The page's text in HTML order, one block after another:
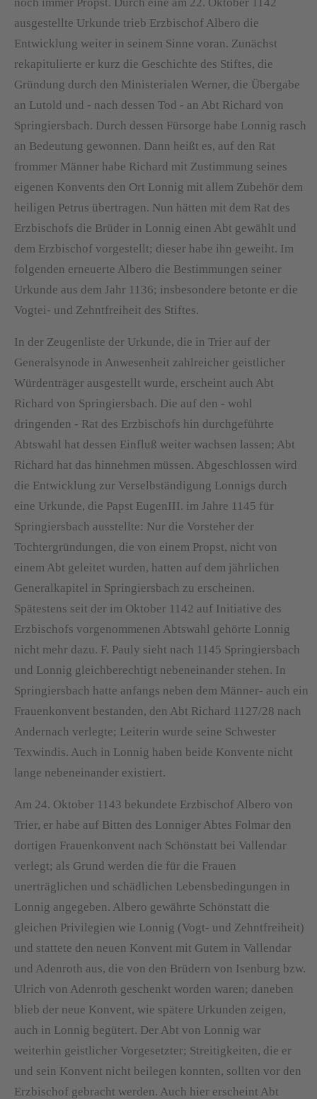
ausgestellte Urkunde trieb Erzbischof Albero die
Entwicklung weiter in seinem Sinne voran. Zunächst
rekapitulierte er kurz die Geschichte des Stiftes, die
Gründung durch den Ministerialen Werner, die Übergabe
an Lutold und - nach dessen Tod - an Abt Richard von
Springiersbach. Durch dessen Fürsorge habe Lonnig rasch
an Bedeutung gewonnen. Dann heißt es, auf den Rat
frommer Männer habe Richard mit Zustimmung seines
eigenen Konvents den Ort Lonnig mit allem Zubehör dem
heiligen Petrus übertragen. Nun hätten mit dem Rat des
Erzbischofs die Brüder in Lonnig einen Abt gewählt und
dem Erzbischof vorgestellt; dieser habe ihn geweiht. Im
folgenden erneuerte Albero die Bestimmungen seiner
Urkunde aus dem Jahr 1136; insbesondere betonte er die
Vogtei- und Zehntfreiheit des Stiftes.
In der Zeugenliste der Urkunde, die in Trier auf der
Generalsynode in Anwesenheit zahlreicher geistlicher
Würdenträger ausgestellt wurde, erscheint auch Abt
Richard von Springiersbach. Die auf den - wohl
dringenden - Rat des Erzbischofs hin durchgeführte
Abtswahl hat dessen Einfluß weiter wachsen lassen; Abt
Richard hat das hinnehmen müssen. Abgeschlossen wird
die Entwicklung zur Verselbständigung Lonnigs durch
eine Urkunde, die Papst EugenIII. im Jahre 1145 für
Springiersbach ausstellte: Nur die Vorsteher der
Tochtergründungen, die von einem Propst, nicht von
einem Abt geleitet wurden, hatten auf dem jährlichen
Generalkapitel in Springiersbach zu erscheinen.
Spätestens seit der im Oktober 1142 auf Initiative des
Erzbischofs vorgenommenen Abtswahl gehörte Lonnig
nicht mehr dazu. F. Pauly sieht nach 1145 Springiersbach
und Lonnig gleichberechtigt nebeneinander stehen. In
Springiersbach hatte anfangs neben dem Männer- auch ein
Frauenkonvent bestanden, den Abt Richard 1127/28 nach
Andernach verlegte; Leiterin wurde seine Schwester
Texwindis. Auch in Lonnig haben beide Konvente nicht
lange nebeneinander existiert.
Am 24. Oktober 1143 bekundete Erzbischof Albero von
Trier, er habe auf Bitten des Lonniger Abtes Folmar den
dortigen Frauenkonvent nach Schönstatt bei Vallendar
verlegt; als Grund werden die für die Frauen
unerträglichen und schädlichen Lebensbedingungen in
Lonnig angegeben. Albero gewährte Schönstatt die
gleichen Privilegien wie Lonnig (Vogt- und Zehntfreiheit)
und stattete den neuen Konvent mit Gutem in Vallendar
und Adenroth aus, die von den Brüdern von Isenburg bzw.
Ulrich von Adenroth geschenkt worden waren; daneben
blieb der neue Konvent, wie spätere Urkunden zeigen,
auch in Lonnig begütert. Der Abt von Lonnig war
weiterhin geistlicher Vorgesetzter; Streitigkeiten, die er
und sein Konvent nicht beilegen konnten, sollten vor den
Erzbischof gebracht werden. Auch hier erscheint Abt